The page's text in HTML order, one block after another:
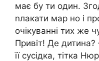
має бу ти один.
nлакати мар но і
очікуванні тих же
Привіт! Де
її сусідка, тітка